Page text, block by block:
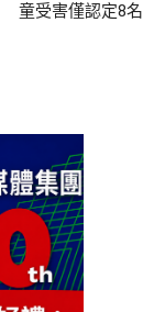
童受害僅認定8名